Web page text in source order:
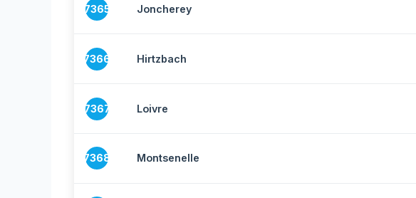
7365 Joncherey
7366 Hirtzbach
7367 Loivre
7368 Montsenelle